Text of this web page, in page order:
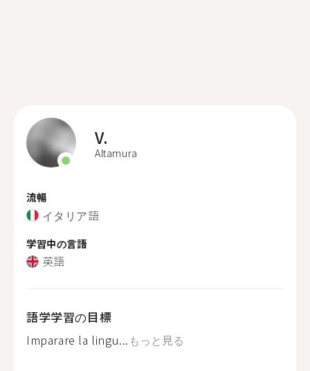
V.
Altamura
流暢
イタリア語
学習中の言語
英語
語学学習の目標
Imparare la lingu... もっと見る